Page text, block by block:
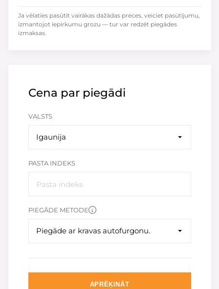
Cena par piegādi
VALSTS
Igaunija
PASTA INDEKS
PIEGĀDE METODE
Piegāde ar kravas autofurgonu.
APRĒĶINĀT
Ja vēlaties pasūtīt vairākas dažādas preces, veiciet pasūtījumu,
izmantojot iepirkumu grozu — tur var redzēt piegādes
izmaksas.